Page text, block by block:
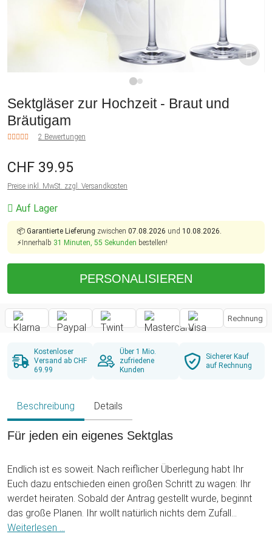
Sektgläser zur Hochzeit - Braut und
Bräutigam
2 Bewertungen
CHF 39.95
Preise inkl. MwSt. zzgl. Versandkosten
Auf Lager
📦 Garantierte Lieferung zwischen 07.08.2026 und 10.08.2026.
⚡Innerhalb 31 Minuten, 55 Sekunden bestellen!
PERSONALISIEREN
Rechnung
Kostenloser
Versand ab CHF
69.99
Über 1 Mio.
zufriedene
Kunden
Sicherer Kauf
auf Rechnung
Beschreibung Details
Für jeden ein eigenes Sektglas
Endlich ist es soweit. Nach reiflicher Überlegung habt Ihr
Euch dazu entschieden einen großen Schritt zu wagen: Ihr
werdet heiraten. Sobald der Antrag gestellt wurde, beginnt
das große Planen. Ihr wollt natürlich nichts dem Zufall
überlassen. Alles soll perfekt werden. Es gilt aber auch so
Weiterlesen ...